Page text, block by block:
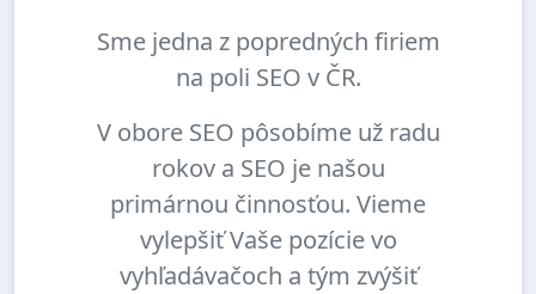
Sme jedna z popredných firiem
na poli SEO v ČR.
V obore SEO pôsobíme už radu
rokov a SEO je našou
primárnou činnosťou. Vieme
vylepšiť Vaše pozície vo
vyhľadávačoch a tým zvýšiť